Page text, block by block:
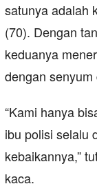
satunya adalah
(70). Dengan
keduanya
dengan
“Kami hanya
ibu polisi selalu
kebaikannya,”
kaca.